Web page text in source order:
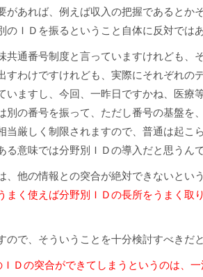
があれば、例えば収入の把握であるとか
ＩＤを振るということ自体に反対ではあ
通番号制度と言っていますけれども、
わけですけれども、実際にそれぞれの
ますし、今回、一昨日ですかね、医療
の番号を振って、ただし番号の基盤を
厳しく制限されますので、普通は起こ
意味では分野別ＩＤの導入だと思うんで
他の情報との突合が絶対できないとい
まく使えば分野別ＩＤの長所をうまく取
で、そういうことを十分検討すべきだ
Ｄの突合ができてしまうというのは、一